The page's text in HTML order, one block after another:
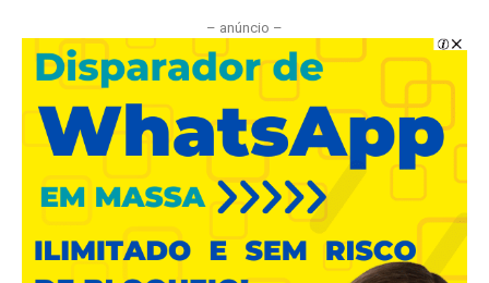
– anúncio –